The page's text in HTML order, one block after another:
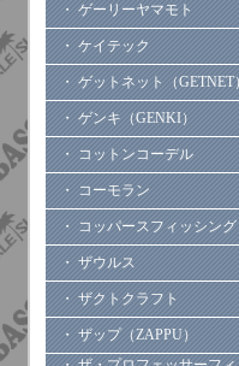
・ ゲーリーヤマモト
・ ケイテック
・ ゲットネット（GETNET
・ ゲンキ（GENKI）
・ コットンコーデル
・ コーモラン
・ コッパースフィッシング
・ ザウルス
・ ザクトクラフト
・ ザップ（ZAPPU）